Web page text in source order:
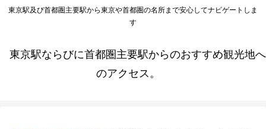
東京駅及び首都圏主要駅から東京や首都圏の名所まで安心してナビゲートしま
す
東京駅ならびに首都圏主要駅からのおすすめ観光地へ
のアクセス。